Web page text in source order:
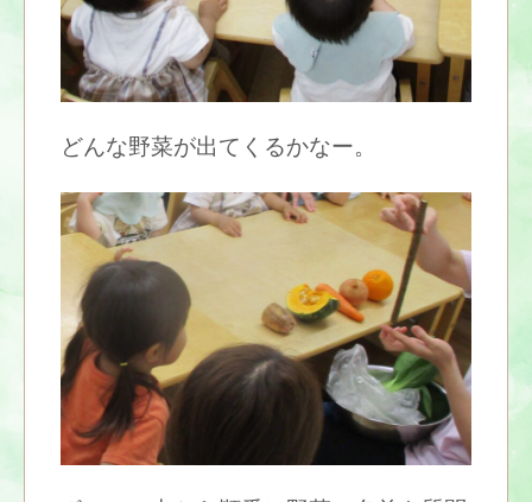
どんな野菜が出てくるかなー。